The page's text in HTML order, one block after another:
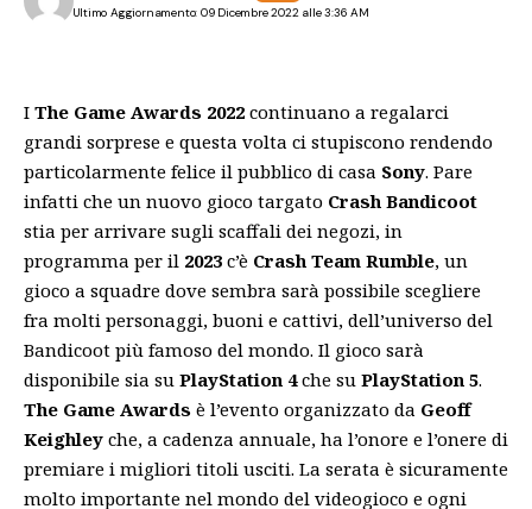
Ultimo Aggiornamento: 09 Dicembre 2022 alle 3:36 AM
I The Game Awards 2022 continuano a regalarci
grandi sorprese e questa volta ci stupiscono rendendo
particolarmente felice il pubblico di casa Sony. Pare
infatti che un nuovo gioco targato Crash Bandicoot
stia per arrivare sugli scaffali dei negozi, in
programma per il 2023 c’è Crash Team Rumble, un
gioco a squadre dove sembra sarà possibile scegliere
fra molti personaggi, buoni e cattivi, dell’universo del
Bandicoot più famoso del mondo. Il gioco sarà
disponibile sia su PlayStation 4che su PlayStation 5.
The Game Awards è l’evento organizzato da Geoff
Keighley che, a cadenza annuale, ha l’onore e l’onere di
premiare i migliori titoli usciti. La serata è sicuramente
molto importante nel mondo del videogioco e ogni